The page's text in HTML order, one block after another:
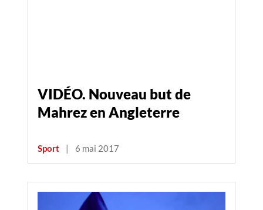
VIDÉO. Nouveau but de
Mahrez en Angleterre
Sport | 6 mai 2017